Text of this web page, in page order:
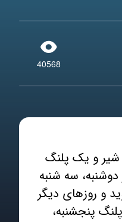
40568
و یک پلنگ
سه شنبه
و روزهای دیگر
پنجشنبه،